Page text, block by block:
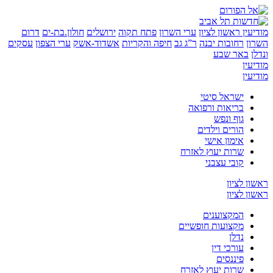
ראשון לציון ערי השרון פתח תקוה ירושלים חולון.בת-ים דרום
רחובות יבנה ר”ג גב חיפה והקריות אשדוד-אשק ערי הצפון עסקים
באר שבע
ישראל סיטי
בריאות ורפואה
גוף ונפש
הורים וילדים
אימון אישי
שרות יעוץ לאזרח
קובי עצבני
לציון
לציון
המקצוענים
מקצועות חופשיים
עורכי דין
פיננסים
שרות יעוץ לאזרח